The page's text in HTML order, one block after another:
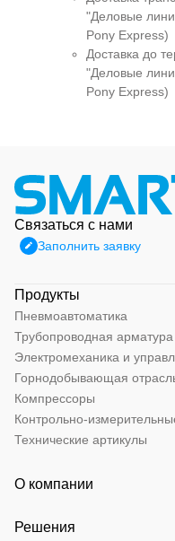
"Деловые
Pony Express)
Доставка до
"Деловые
Pony Express)
Связаться с нами
Заполнить заявку
Продукты
Пневмоавтоматика
Трубопроводная
Электромеханика и
Горнодобывающая
Компрессоры
Контрольно-
Технические артикулы
О компании
Решения